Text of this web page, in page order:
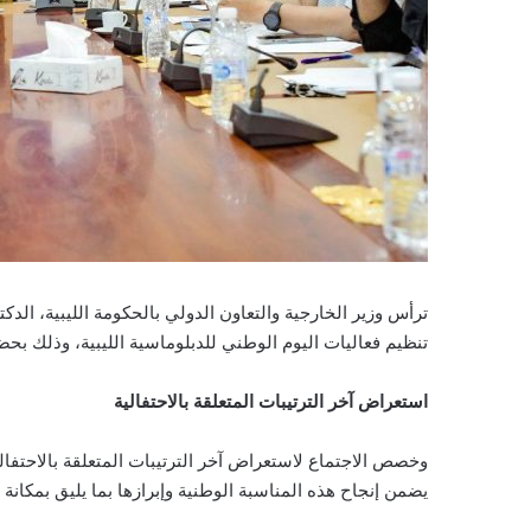
ترأس وزير الخارجية والتعاون الدولي بالحكومة الليبية،
تنظيم فعاليات اليوم الوطني للدبلوماسية الليبية، وذلك
استعراض آخر الترتيبات المتعلقة بالاحتفالية
وخصص الاجتماع لاستعراض آخر الترتيبات المتعلقة
يضمن إنجاح هذه المناسبة الوطنية وإبرازها بما يليق بمكانة